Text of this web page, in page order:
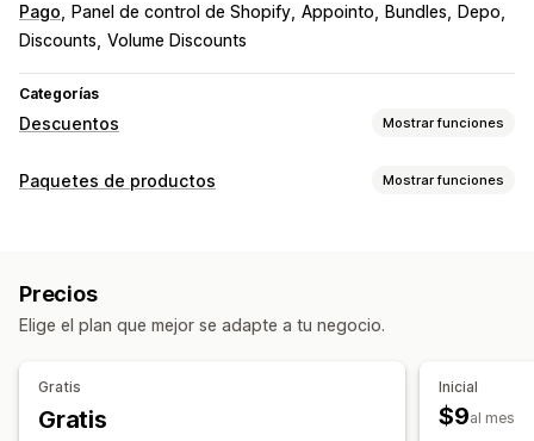
Pago Panel de control de Shopify Appointo Bundles
Depo
Discounts Volume Discounts
Categorías
Descuentos Mostrar funciones
Tipos de descuentos
Descuentos porcentuales
Precios de mayorista
Descuentos en el carrito
Suscripciones
Cuentas regresivas
Descuentos por venta adicional
Paquetes de productos Mostrar funciones
Paquetes de variantes
Paquetes de venta adicional
Compras conjuntas frecuentes
Productos relacionados
Productos físicos
Precios
Elige el plan que mejor se adapte a tu negocio.
Gratis
Gratis
Inicial
$9al mes